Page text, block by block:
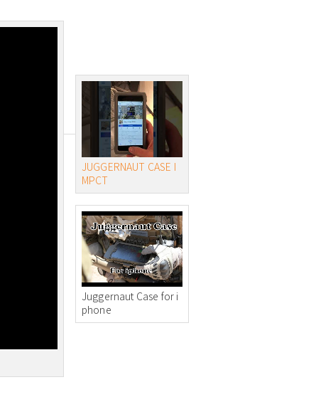
JUGGERNAUT CASE I
MPCT
Juggernaut Case for i
phone